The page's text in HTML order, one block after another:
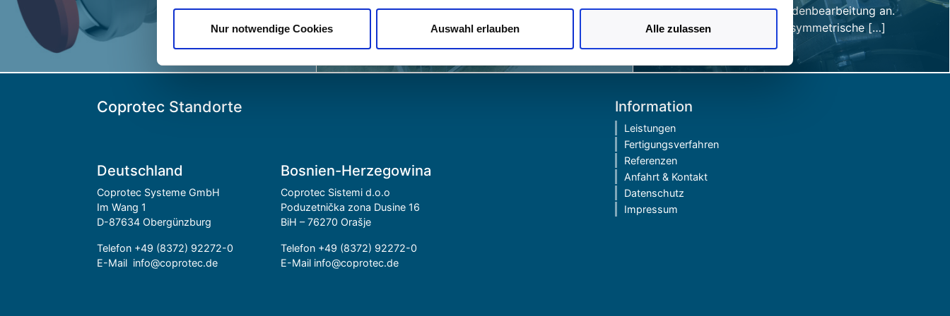
Dienste eingewilligt haben, können Sie Ihre erteilte Einwilligung (Art. 6 Abs. 1 a) DSGVO) jederzeit für die Zukunft
Nur notwendige Cookies Auswahl erlauben Alle zulassen
Produktionsfläche am Standort Bosnien […]
Kombination mit einer Endenbearbeitung an.
Hierbei können rotationssymmetrische […]
Coprotec Standorte
Deutschland
Coprotec Systeme GmbH
Im Wang 1
D-87634 Obergünzburg
Telefon +49 (8372) 92272-0
E-Mail info@coprotec.de
Bosnien-Herzegowina
Coprotec Sistemi d.o.o
Poduzetnička zona Dusine 16
BiH – 76270 Orašje
Telefon +49 (8372) 92272-0
E-Mail info@coprotec.de
Information
Leistungen
Fertigungsverfahren
Referenzen
Anfahrt & Kontakt
Datenschutz
Impressum